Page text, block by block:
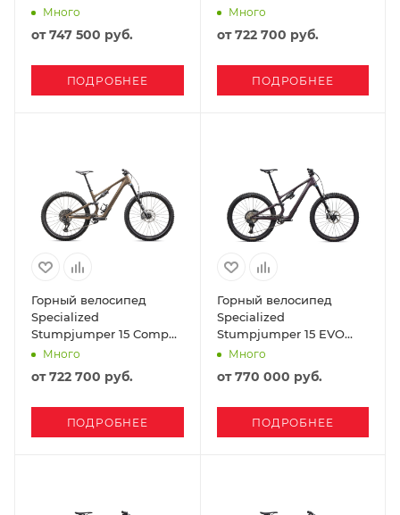
Comp Carbon SRAM
Eagle 70 2026 Satin
Sandstone Metallic
Много
от747 500 руб.
ПОДРОБНЕЕ
2025 Gloss Seafoam /
Много
от722 700 руб.
ПОДРОБНЕЕ
Горный велосипед
Specialized
Stumpjumper 15 Comp
2025 Satin Burnt Gold /
Много
от722 700 руб.
ПОДРОБНЕЕ
Горный велосипед
Specialized
Stumpjumper 15 EVO
Expert Di2 2026 Gloss
Nebula Metallic /
Dolomite Metallic
Много
от770 000 руб.
ПОДРОБНЕЕ